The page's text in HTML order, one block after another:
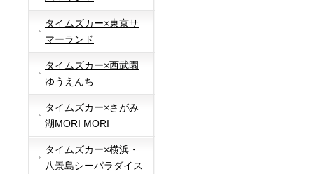
タイムズカー×東京サ
マーランド
タイムズカー×西武園
ゆうえんち
タイムズカー×さがみ
湖MORI MORI
タイムズカー×横浜・
八景島シーパラダイス